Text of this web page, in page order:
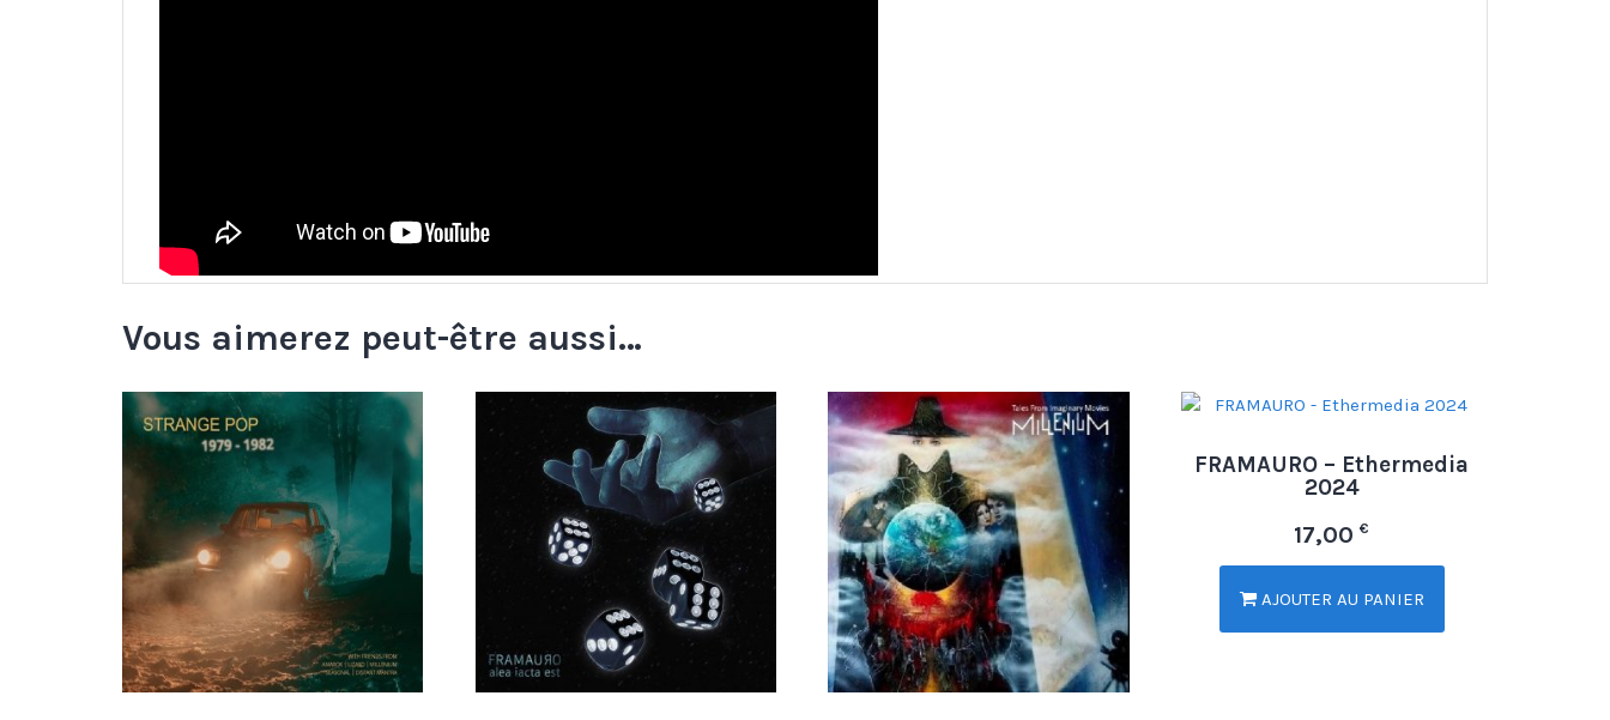
Vous aimerez peut-être aussi…
FRAMAURO – Ethermedia
2024
17,00€
AJOUTER AU PANIER